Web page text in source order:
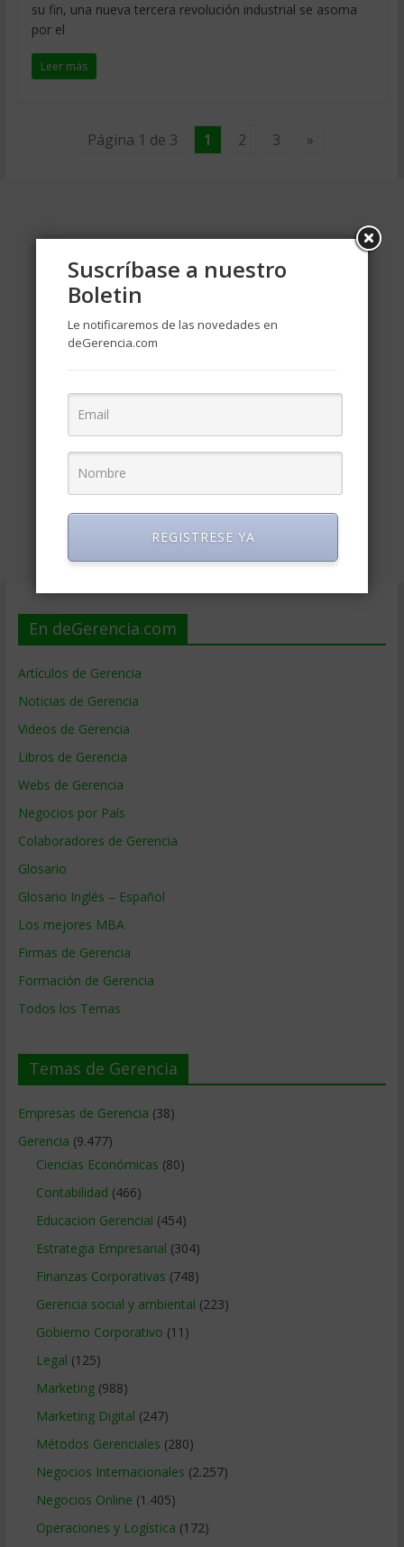
su fin, una nueva tercera revolución industrial se asoma
por el
Leer más
Página 1 de 3 1 2 3 »
En deGerencia.com
Artículos de Gerencia
Noticias de Gerencia
Videos de Gerencia
Libros de Gerencia
Webs de Gerencia
Negocios por País
Colaboradores de Gerencia
Glosario
Glosario Inglés – Español
Los mejores MBA
Firmas de Gerencia
Formación de Gerencia
Todos los Temas
Temas de Gerencia
Empresas de Gerencia (38)
Gerencia (9.477)
Ciencias Económicas (80)
Contabilidad (466)
Educacion Gerencial (454)
Estrategia Empresarial (304)
Finanzas Corporativas (748)
Gerencia social y ambiental (223)
Gobierno Corporativo (11)
Legal (125)
Marketing(988)
Marketing Digital (247)
Métodos Gerenciales (280)
Negocios Internacionales (2.257)
Negocios Online (1.405)
Operaciones y Logística (172)
Suscríbase a nuestro
Boletin
Le notificaremos de las novedades en
deGerencia.com
REGISTRESE YA